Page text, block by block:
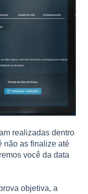
realizadas dentro
não as finalize até
você da data
objetiva, a